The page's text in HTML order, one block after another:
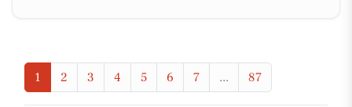
1 2 3 4 5 6 7 ... 87